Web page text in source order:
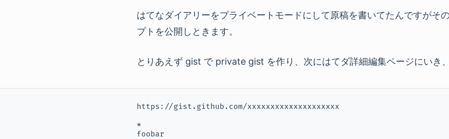
はてなダイアリーをプライベートモードにして原稿を書いてたんですがそ
プトを公開しときます。
とりあえず gist で private gist を作り、次にはてダ詳細編集ページにいき
https://gist.github.com/xxxxxxxxxxxxxxxxxxxx
*
foobar